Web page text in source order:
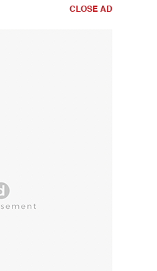
CLOSE AD